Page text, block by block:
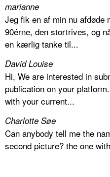
marianne
Jeg fik en af min nu afdøde
90érne, den stortrives, og
en kærlig tanke til...
David Louise
Hi, We are interested in
publication on your
with your current...
Charlotte Søe
Can anybody tell me the
second picture? the one